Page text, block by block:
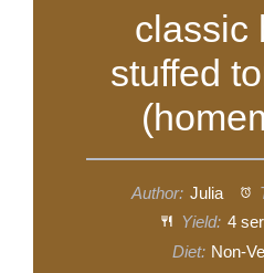
classic
stuffed
Author: Julia
Yield: 4
Diet: Non-